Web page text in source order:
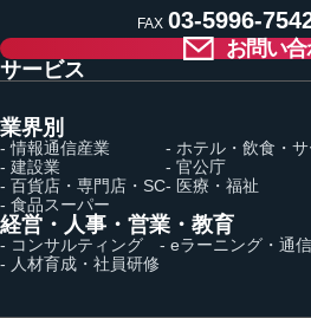
FAX 03-5996-
お問い
サービス
業界別
- 情報通信産業
- 建設業
- 百貨店・専門店・SC
- 食品スーパー
- ホテル・飲食・サ
- 官公庁
- 医療・福祉
経営・人事・営業・教育
- コンサルティング
- 人材育成・社員研修
- eラーニング・通